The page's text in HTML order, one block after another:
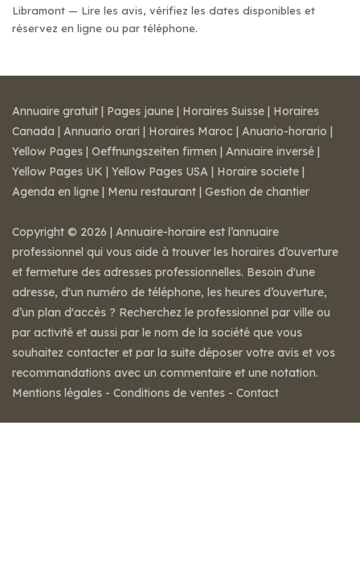
Libramont — Lire les avis, vérifiez les dates disponibles et
réservez en ligne ou par téléphone.
Annuaire gratuit | Pages jaune | Horaires Suisse | Horaires
Canada | Annuario orari | Horaires Maroc | Anuario-horario |
Yellow Pages | Oeffnungszeiten firmen | Annuaire inversé |
Yellow Pages UK | Yellow Pages USA | Horaire societe |
Agenda en ligne | Menu restaurant | Gestion de chantier
Copyright © 2026 | Annuaire-horaire est l’annuaire
professionnel qui vous aide à trouver les horaires d’ouverture
et fermeture des adresses professionnelles. Besoin d'une
adresse, d'un numéro de téléphone, les heures d’ouverture,
d’un plan d'accès ? Recherchez le professionnel par ville ou
par activité et aussi par le nom de la société que vous
souhaitez contacter et par la suite déposer votre avis et vos
recommandations avec un commentaire et une notation.
Mentions légales - Conditions de ventes - Contact